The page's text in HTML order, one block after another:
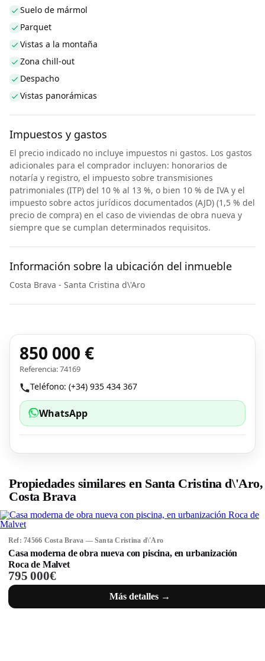
Suelo de mármol
Parquet
Vistas a la montaña
Zona chill-out
Despacho
Vistas panorámicas
Impuestos y gastos
El precio indicado no incluye impuestos ni gastos. Los gastos
adicionales para el comprador incluyen: honorarios de
notaría y registro, el impuesto sobre transmisiones
patrimoniales (ITP) del 10 % al 13 %, o bien 10 % de IVA y el
impuesto sobre actos jurídicos documentados (AJD) (1,5 % del
precio de compra) en el caso de viviendas de obra nueva y
siempre que se cumplan determinados requisitos.
Información sobre la ubicación del inmueble
Costa Brava - Santa Cristina d\'Aro
850 000 €
Referencia: 74169
Teléfono: (+34) 935 434 367
WhatsApp
Propiedades similares en Santa Cristina d\'Aro,
Costa Brava
Ref: 74566 Costa Brava — Santa Cristina d\'Aro
Casa moderna de obra nueva con piscina, en urbanización
Roca de Malvet
795 000€
Más detalles →